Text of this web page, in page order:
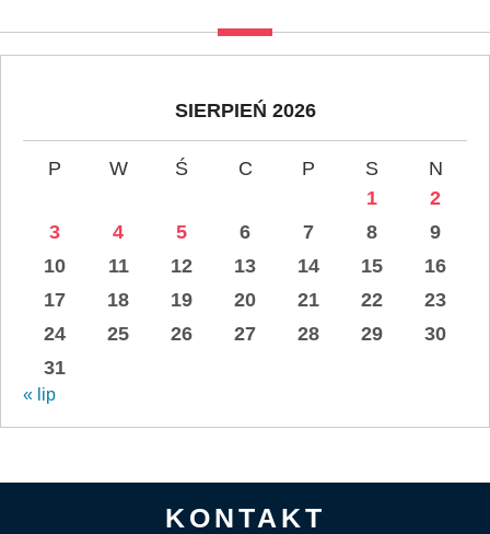
SIERPIEŃ 2026
P W Ś C P S
N
1
2
3
4 5 6 7 8
9
10
11 12 13 14 15
16
17
18 19 20 21 22
23
24
25 26 27 28 29
30
31
« lip
KONTAKT